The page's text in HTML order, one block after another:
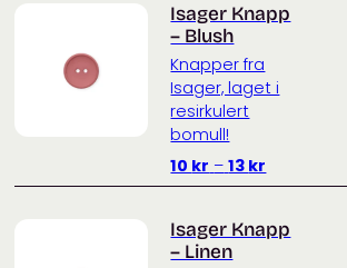
13 kr
Isager Knapp
– Blush
Knapper fra
Isager, laget i
resirkulert
bomull!
10 kr – 13 kr
10 kr
13 kr
Isager Knapp
– Linen